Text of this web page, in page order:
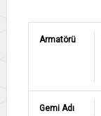
Armatörü
Gemi Adı